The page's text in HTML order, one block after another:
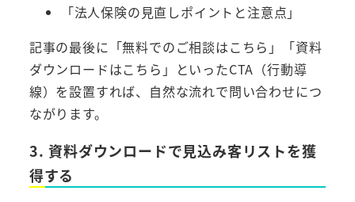
「法人保険の見直しポイントと注意点」
記事の最後に「無料でのご相談はこちら」「資料
ダウンロードはこちら」といったCTA（行動導
線）を設置すれば、自然な流れで問い合わせにつ
ながります。
3. 資料ダウンロードで見込み客リストを獲
得する